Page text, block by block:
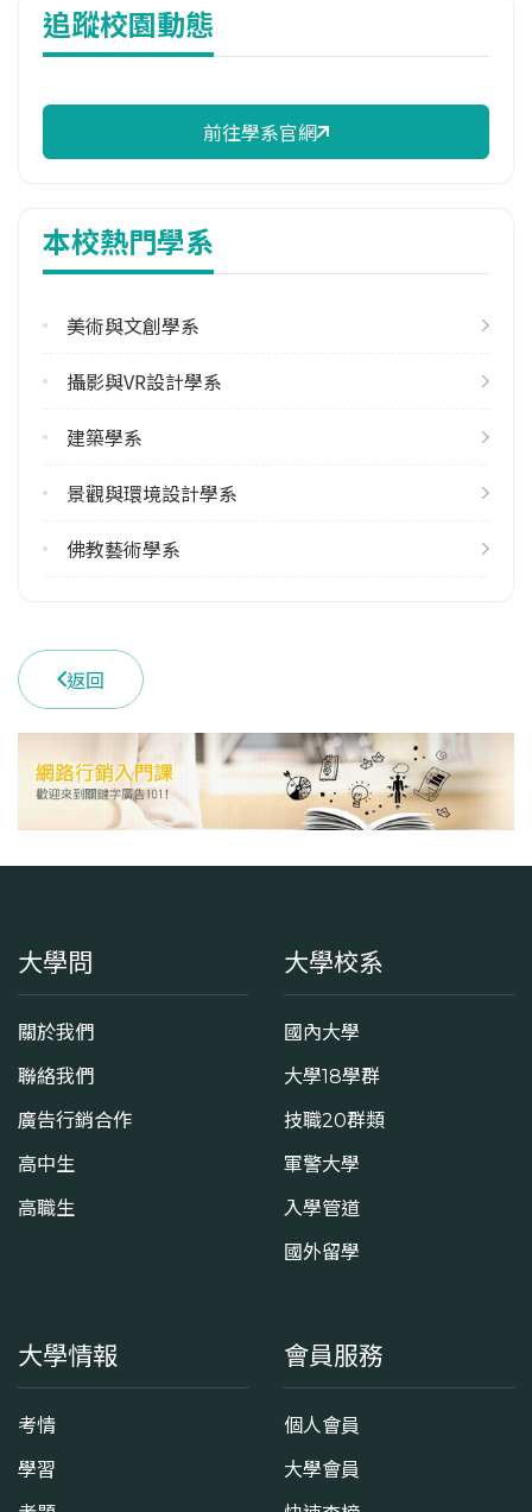
13,330 元/學期
學系電話
新北市石碇區華梵路1號
追蹤校園動態
前往學系官網
本校熱門學系
美術與文創學系
攝影與VR設計學系
建築學系
景觀與環境設計學系
佛教藝術學系
返回
大學問
關於我們
聯絡我們
廣告行銷合作
高中生
高職生
大學校系
國內大學
大學18學群
技職20群類
軍警大學
入學管道
國外留學
大學情報
考情
學習
會員服務
個人會員
大學會員